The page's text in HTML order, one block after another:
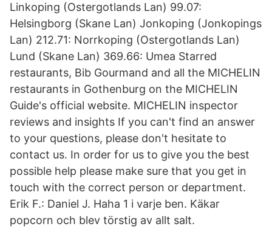
Linkoping (Ostergotlands Lan) 99.07:
Helsingborg (Skane Lan) Jonkoping (Jonkopings
Lan) 212.71: Norrkoping (Ostergotlands Lan)
Lund (Skane Lan) 369.66: Umea Starred
restaurants, Bib Gourmand and all the MICHELIN
restaurants in Gothenburg on the MICHELIN
Guide's official website. MICHELIN inspector
reviews and insights If you can't find an answer
to your questions, please don't hesitate to
contact us. In order for us to give you the best
possible help please make sure that you get in
touch with the correct person or department.
Erik F.: Daniel J. Haha 1 i varje ben. Käkar
popcorn och blev törstig av allt salt.